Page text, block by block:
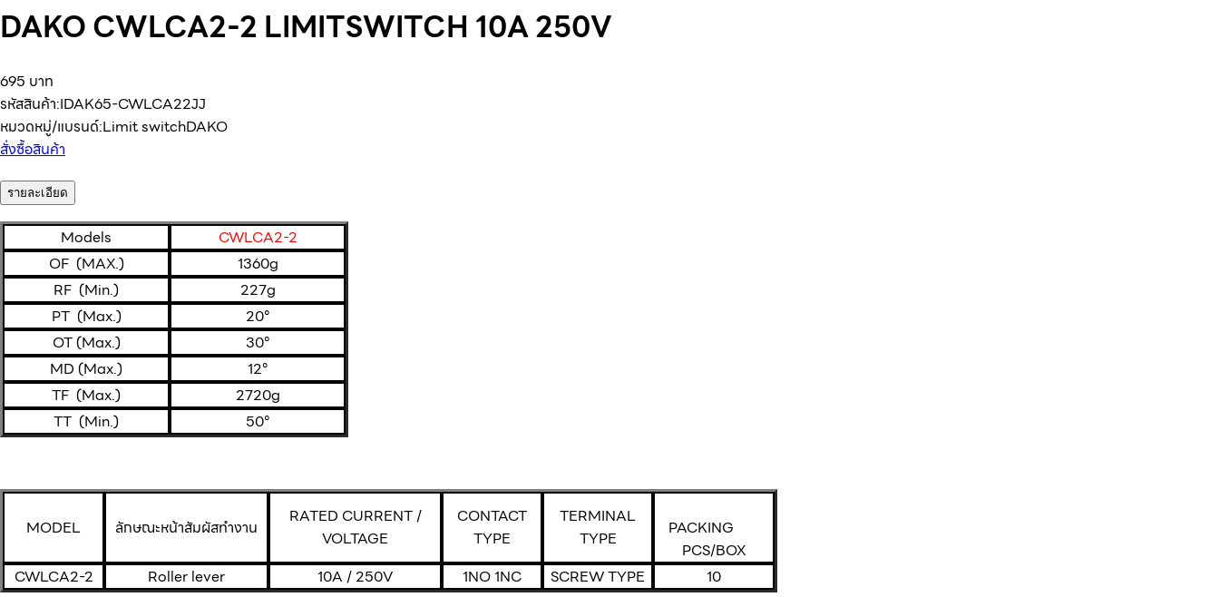
DAKO CWLCA2-2 LIMITSWITCH 10A 250V
695 บาท
รหัสสินค้า:IDAK65-CWLCA22JJ
หมวดหมู่/แบรนด์:Limit switchDAKO
สั่งซื้อสินค้า
รายละเอียด
Models
CWLCA2-2
OF (MAX.)
1360g
RF (Min.)
227g
PT (Max.)
20°
OT (Max.)
30°
MD (Max.)
12°
TF (Max.)
2720g
TT (Min.)
50°
MODEL ลักษณะหน้าสัมผัสทำงาน
RATED CURRENT /
VOLTAGE
CONTACT
TYPE
TERMINAL
TYPE
PACKING
PCS/BOX
CWLCA2-2
Roller lever 10A / 250V 1NO 1NC SCREW TYPE 10